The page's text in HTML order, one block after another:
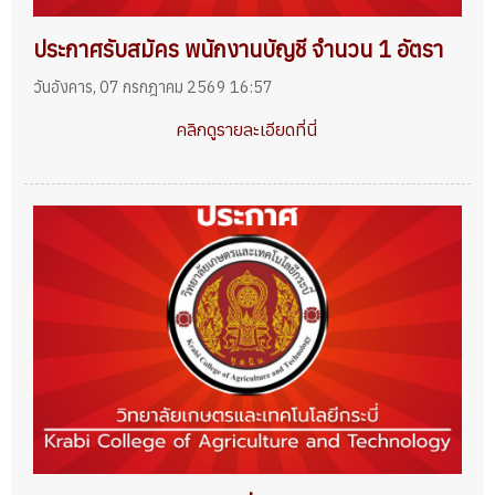
ประกาศรับสมัคร พนักงานบัญชี จำนวน 1 อัตรา
วันอังคาร, 07 กรกฎาคม 2569 16:57
คลิกดูรายละเอียดที่นี่